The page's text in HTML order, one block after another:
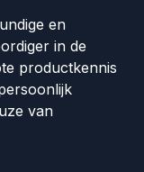
en
in de
productkennis
van